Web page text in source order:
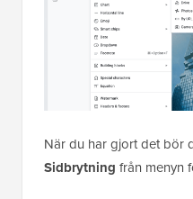
När du har gjort det bör
Sidbrytning från menyn